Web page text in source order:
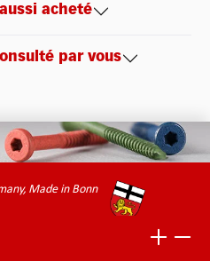
acheté
par vous
Made in Bonn